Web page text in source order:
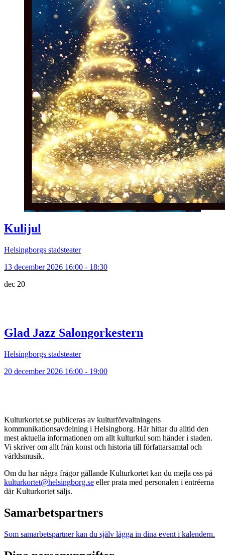
Kulijul
Helsingborgs stadsteater
13 december 2026 16:00 - 18:30
dec 20
Glad Jazz Salongorkestern
Helsingborgs stadsteater
20 december 2026 16:00 - 19:00
Kulturkortet.se publiceras av kulturförvaltningens
kommunikationsavdelning i Helsingborg. Här hittar du alltid den
mest aktuella informationen om allt kulturkul som händer i staden.
Vi skriver om allt från konst och historia till författarsamtal och
världsmusik.
Om du har några frågor gällande Kulturkortet kan du mejla oss på
kulturkortet@helsingborg.se eller prata med personalen i entréerna
där Kulturkortet säljs.
Samarbetspartners
Som samarbetspartner kan du själv lägga in dina event i kalendern.